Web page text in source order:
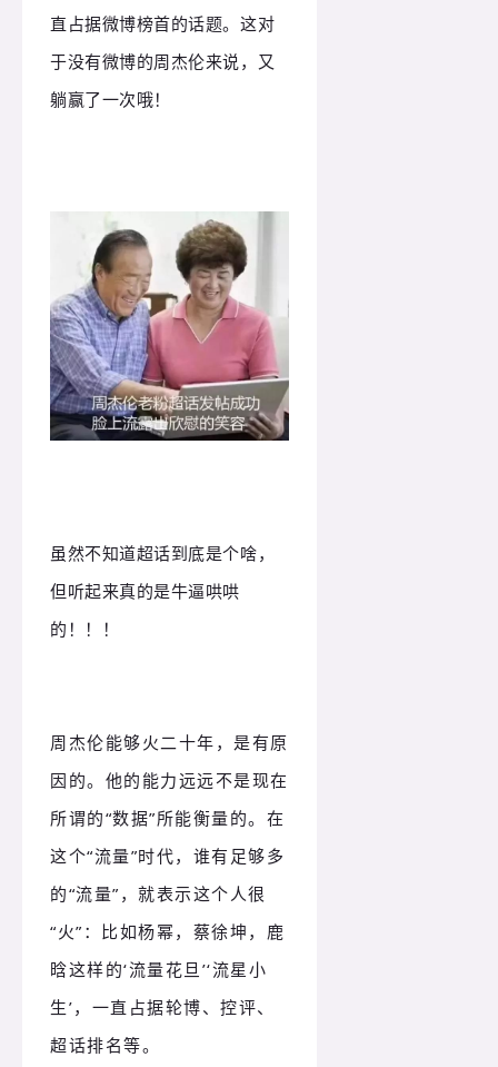
直占据微博榜首的话题。 这对
于没有微博的周杰伦来说，又
躺赢了一次哦！
虽然不知道超话到底是个啥，
但听起来真的是牛逼哄哄
的！！！
周杰伦能够火二十年，是有原
因的。他的能力远远不是现在
所谓的“数据”所能衡量的。在
这个“流量”时代，谁有足够多
的“流量”，就表示这个人很
“火”：比如杨幂，蔡徐坤，鹿
晗这样的‘流量花旦’‘流星小
生’，一直占据轮博、控评、
超话排名等。